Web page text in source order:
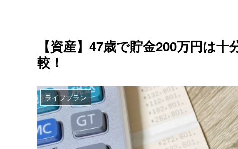
【資産】47歳で貯金200万円は
較！
ライフプラン